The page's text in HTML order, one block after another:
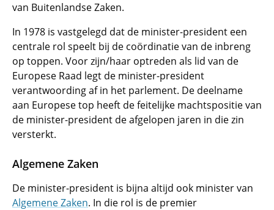
van Buitenlandse Zaken.
In 1978 is vastgelegd dat de minister-president een
centrale rol speelt bij de coördinatie van de inbreng
op toppen. Voor zijn/haar optreden als lid van de
Europese Raad legt de minister-president
verantwoording af in het parlement. De deelname
aan Europese top heeft de feitelijke machtspositie van
de minister-president de afgelopen jaren in die zin
versterkt.
Algemene Zaken
De minister-president is bijna altijd ook minister van
Algemene Zaken. In die rol is de premier